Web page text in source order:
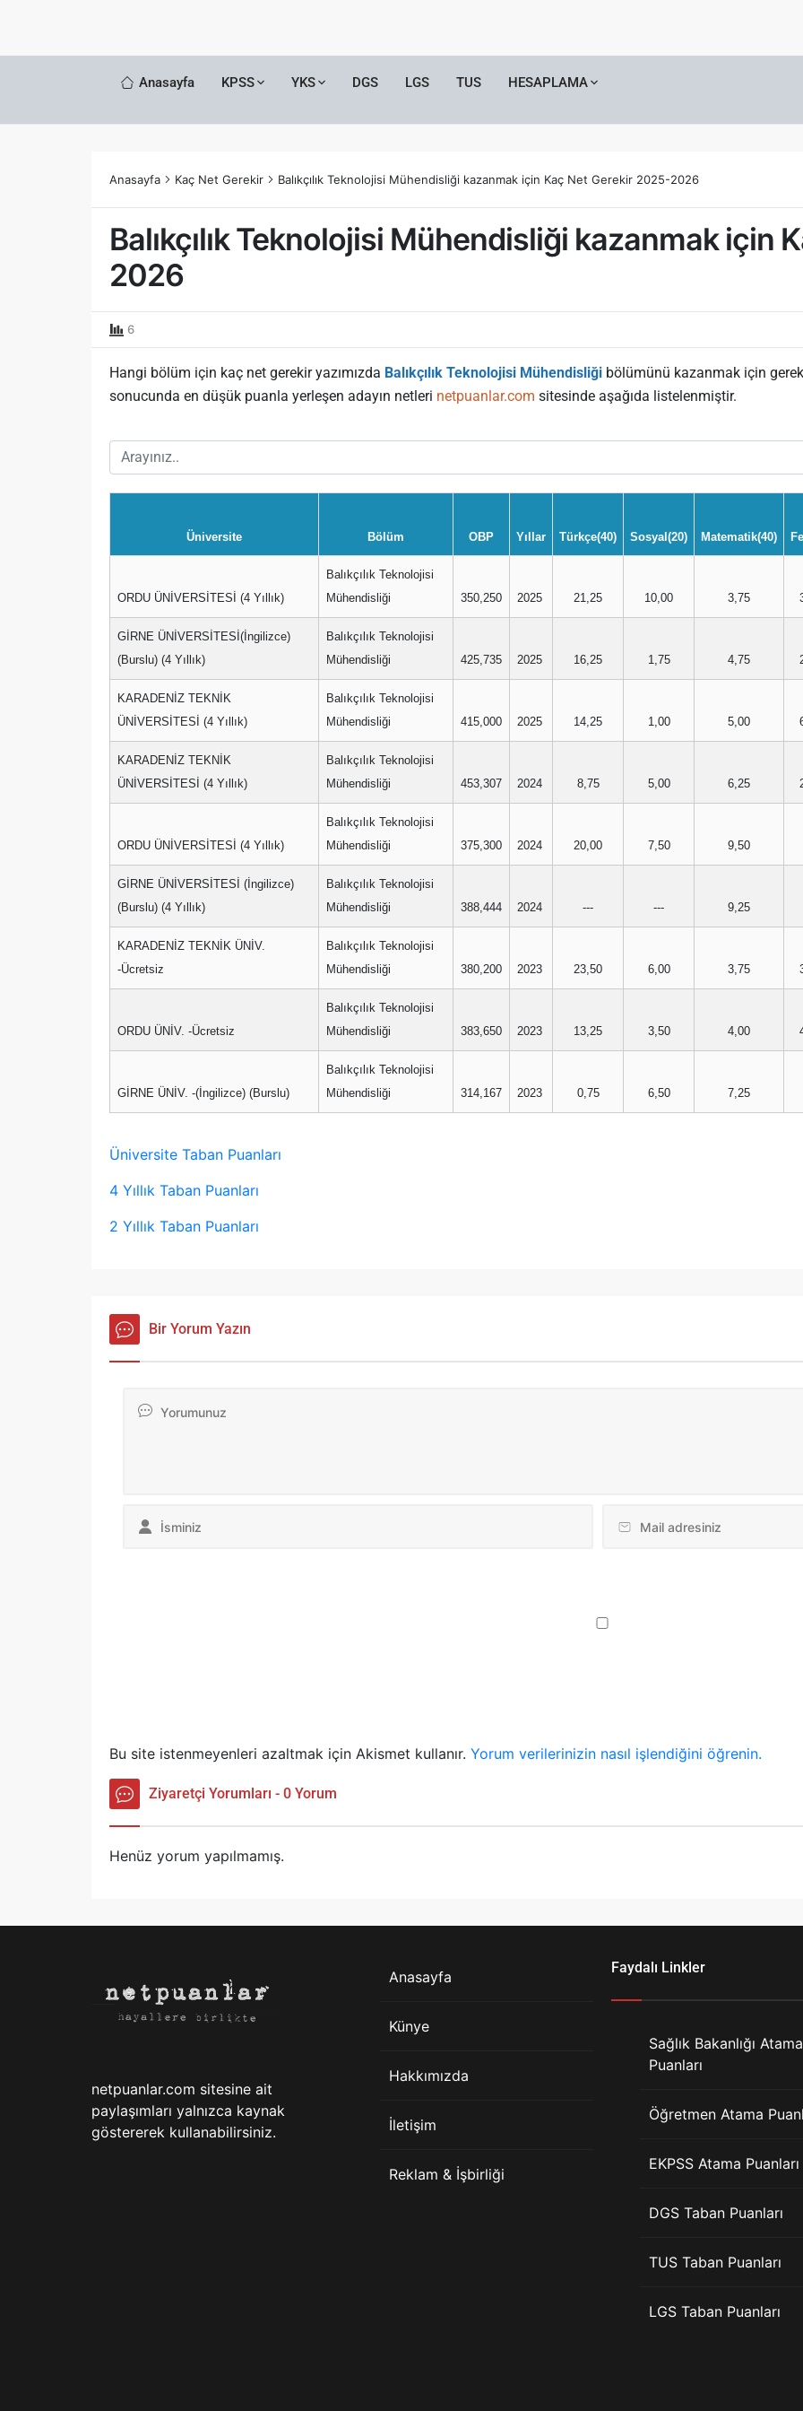
Anasayfa KPSS YKS DGS LGS TUS HESAPLAMA
Anasayfa Kaç Net Gerekir Balıkçılık Teknolojisi Mühendisliği kazanmak için Kaç Net Gerekir 2025-2026
Balıkçılık Teknolojisi Mühendisliği kazanmak için
2026
6
Hangi bölüm için kaç net gerekir yazımızda Balıkçılık Teknolojisi Mühendisliği bölümünü kazanmak için
sonucunda en düşük puanla yerleşen adayın netleri netpuanlar.com sitesinde aşağıda listelenmiştir.
Üniversite Bölüm OBP Yıllar Türkçe(40) Sosyal(20) Matematik(40)
ORDU ÜNİVERSİTESİ (4 Yıllık)
Balıkçılık Teknolojisi
Mühendisliği
350,250 2025 21,25 10,00 3,75
GİRNE ÜNİVERSİTESİ(İngilizce)
(Burslu) (4 Yıllık)
Balıkçılık Teknolojisi
Mühendisliği
425,735 2025 16,25 1,75 4,75
KARADENİZ TEKNİK
ÜNİVERSİTESİ (4 Yıllık)
Balıkçılık Teknolojisi
Mühendisliği
415,000 2025 14,25 1,00 5,00
KARADENİZ TEKNİK
ÜNİVERSİTESİ (4 Yıllık)
Balıkçılık Teknolojisi
Mühendisliği
453,307 2024 8,75 5,00 6,25
ORDU ÜNİVERSİTESİ (4 Yıllık)
Balıkçılık Teknolojisi
Mühendisliği
375,300 2024 20,00 7,50 9,50
GİRNE ÜNİVERSİTESİ (İngilizce)
(Burslu) (4 Yıllık)
Balıkçılık Teknolojisi
Mühendisliği
388,444 2024 --- --- 9,25
KARADENİZ TEKNİK ÜNİV.
-Ücretsiz
Balıkçılık Teknolojisi
Mühendisliği
380,200 2023 23,50 6,00 3,75
ORDU ÜNİV. -Ücretsiz
Balıkçılık Teknolojisi
Mühendisliği
383,650 2023 13,25 3,50 4,00
GİRNE ÜNİV. -(İngilizce) (Burslu)
Balıkçılık Teknolojisi
Mühendisliği
314,167 2023 0,75 6,50 7,25
Üniversite Taban Puanları
4 Yıllık Taban Puanları
2 Yıllık Taban Puanları
Bir Yorum Yazın
Bu site istenmeyenleri azaltmak için Akismet kullanır. Yorum verilerinizin nasıl işlendiğini öğrenin.
Ziyaretçi Yorumları - 0 Yorum
Henüz yorum yapılmamış.
netpuanlar.com sitesine ait
paylaşımları yalnızca kaynak
göstererek kullanabilirsiniz.
Anasayfa
Künye
Hakkımızda
İletişim
Reklam & İşbirliği
Faydalı Linkler
Sağlık Bakanlığı Atama
Puanları
Öğretmen Atama
EKPSS Atama Puanları
DGS Taban Puanları
TUS Taban Puanları
LGS Taban Puanları